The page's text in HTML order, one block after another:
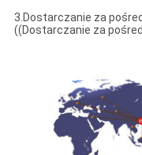
3.Dostarczanie za
((Dostarczanie za